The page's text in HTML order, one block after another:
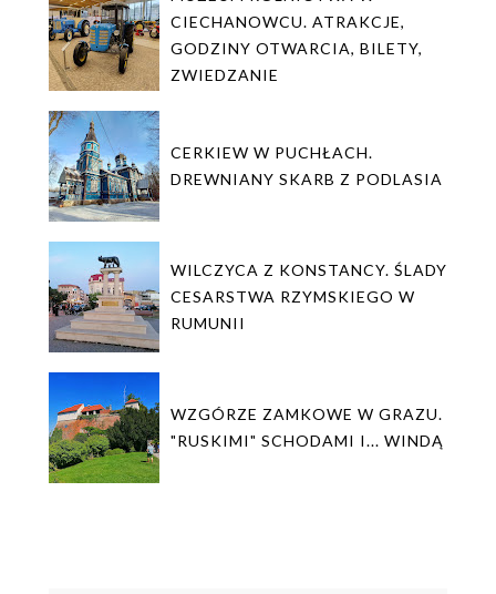
CIECHANOWCU. ATRAKCJE,
GODZINY OTWARCIA, BILETY,
ZWIEDZANIE
CERKIEW W PUCHŁACH.
DREWNIANY SKARB Z PODLASIA
WILCZYCA Z KONSTANCY. ŚLADY
CESARSTWA RZYMSKIEGO W
RUMUNII
WZGÓRZE ZAMKOWE W GRAZU.
"RUSKIMI" SCHODAMI I... WINDĄ